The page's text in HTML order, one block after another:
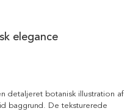
elegance
detaljeret botanisk illustration af
baggrund. De teksturerede